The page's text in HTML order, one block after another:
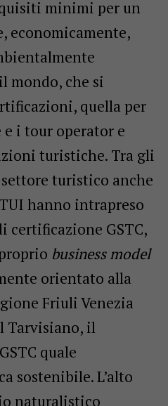
minimi per un
economicamente,
mondo, che si
quella per
i tour operator e
turistiche. Tra gli
turistico anche
hanno intrapreso
certificazione GSTC,
business model
orientato alla
Friuli Venezia
Tarvisiano, il
quale
sostenibile. L’alto
naturalistico